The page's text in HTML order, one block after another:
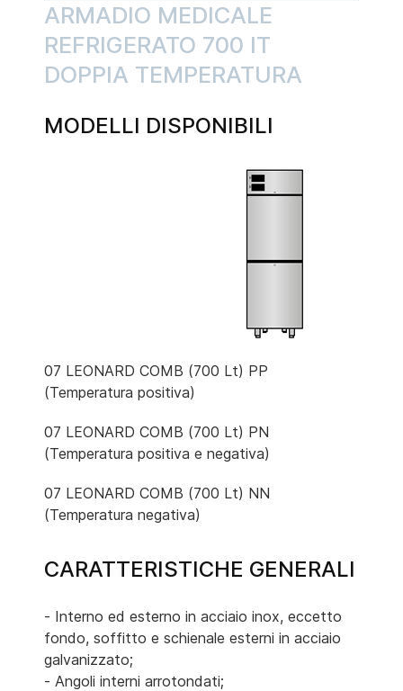
ARMADIO MEDICALE
REFRIGERATO 700 lT
DOPPIA TEMPERATURA
MODELLI DISPONIBILI
07 LEONARD COMB (700 Lt) PP
(Temperatura positiva)
07 LEONARD COMB (700 Lt) PN
(Temperatura positiva e negativa)
07 LEONARD COMB (700 Lt) NN
(Temperatura negativa)
CARATTERISTICHE GENERALI
- Interno ed esterno in acciaio inox, eccetto
fondo, soffitto e schienale esterni in acciaio
galvanizzato;
- Angoli interni arrotondati;